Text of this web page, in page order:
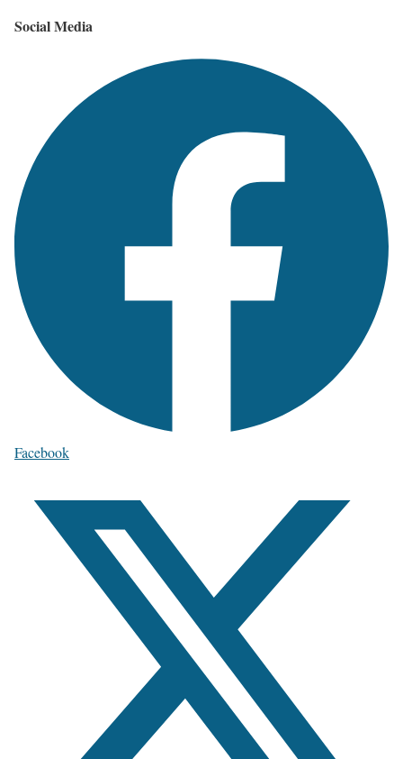
Social Media
Facebook